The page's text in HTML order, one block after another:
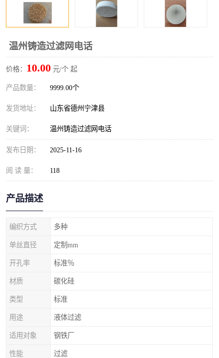
温州铸造过滤网电话
价格： 10.00 元/个 起
产品数量： 9999.00个
发货地址： 山东省德州宁津县
关键词： 温州铸造过滤网电话
发布日期： 2025-11-16
阅 读 量： 118
产品描述
编织方式 多种
单丝直径 定制mm
开孔率 标准％
材质 碳化硅
类型 标准
用途 液体过滤
适用对象 钢铁厂
性能 过滤